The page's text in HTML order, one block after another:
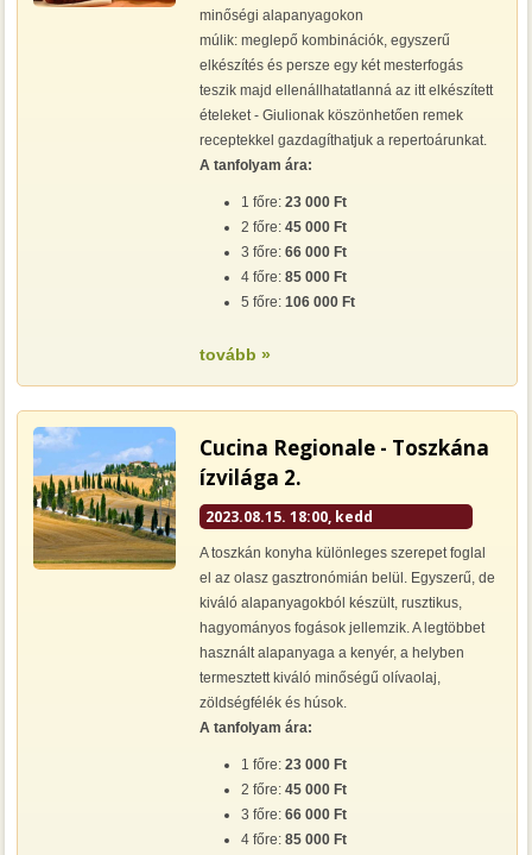
minőségi alapanyagokon
múlik: meglepő kombinációk, egyszerű
elkészítés és persze egy két mesterfogás
teszik majd ellenállhatatlanná az itt elkészített
ételeket - Giulionak köszönhetően remek
receptekkel gazdagíthatjuk a repertoárunkat.
A tanfolyam ára:
1 főre:23 000 Ft
2 főre:45 000 Ft
3 főre:66 000 Ft
4 főre:85 000 Ft
5 főre:106 000 Ft
tovább »
Cucina Regionale - Toszkána
ízvilága 2.
2023.08.15. 18:00, kedd
A toszkán konyha különleges szerepet foglal
el az olasz gasztronómián belül. Egyszerű, de
kiváló alapanyagokból készült, rusztikus,
hagyományos fogások jellemzik. A legtöbbet
használt alapanyaga a kenyér, a helyben
termesztett kiváló minőségű olívaolaj,
zöldségfélék és húsok.
A tanfolyam ára:
1 főre:23 000 Ft
2 főre:45 000 Ft
3 főre:66 000 Ft
4 főre:85 000 Ft